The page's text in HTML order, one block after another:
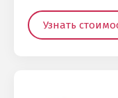
Узнать